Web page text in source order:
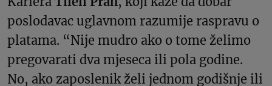
poslodavac uglavnom razumije raspravu o
platama. “Nije mudro ako o tome želimo
pregovarati dva mjeseca ili pola godine.
No, ako zaposlenik želi jednom godišnje ili